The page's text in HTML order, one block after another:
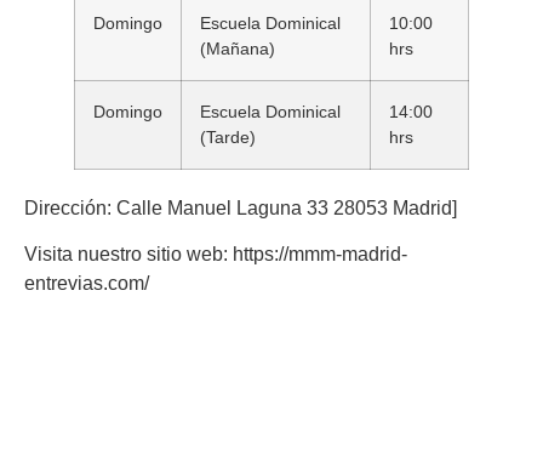
Domingo
Escuela Dominical
(Mañana)
10:00
hrs
Domingo
Escuela Dominical
(Tarde)
14:00
hrs
Dirección: Calle Manuel Laguna 33 28053 Madrid]
Visita nuestro sitio web: https://mmm-madrid-
entrevias.com/